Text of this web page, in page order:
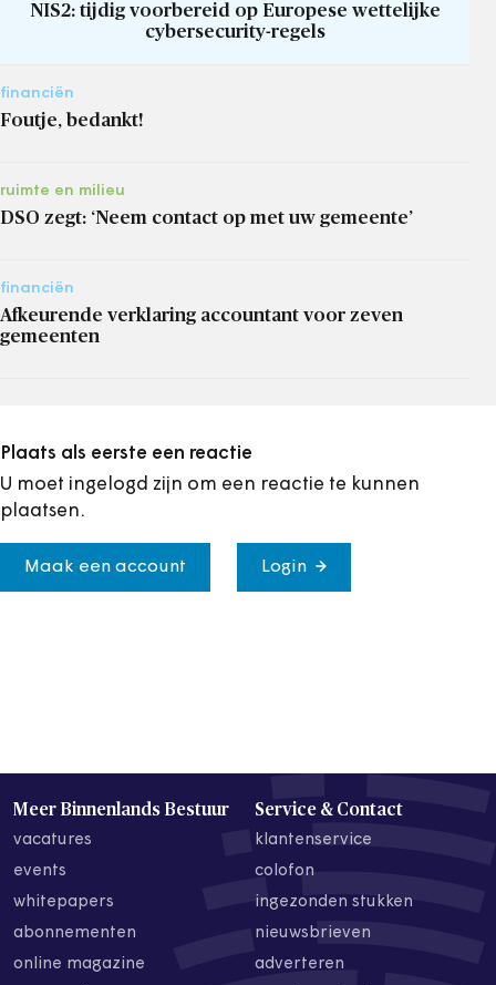
NIS2: tijdig voorbereid op Europese wettelijke
cybersecurity-regels
financiën
Foutje, bedankt!
ruimte en milieu
DSO zegt: ‘Neem contact op met uw gemeente’
financiën
Afkeurende verklaring accountant voor zeven
gemeenten
Plaats als eerste een reactie
U moet ingelogd zijn om een reactie te kunnen
plaatsen.
Maak een account Login
Meer Binnenlands Bestuur
vacatures
events
whitepapers
abonnementen
online magazine
Service & Contact
klantenservice
colofon
ingezonden stukken
nieuwsbrieven
adverteren